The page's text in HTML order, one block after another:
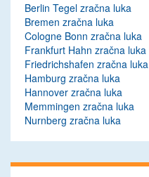
Berlin Tegel zračna luka
Bremen zračna luka
Cologne Bonn zračna luka
Frankfurt Hahn zračna luka
Friedrichshafen zračna luka
Hamburg zračna luka
Hannover zračna luka
Memmingen zračna luka
Nurnberg zračna luka